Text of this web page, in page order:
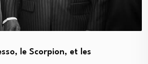
le Scorpion, et les